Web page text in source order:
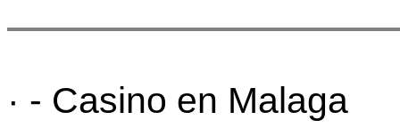
· - Casino en Malaga